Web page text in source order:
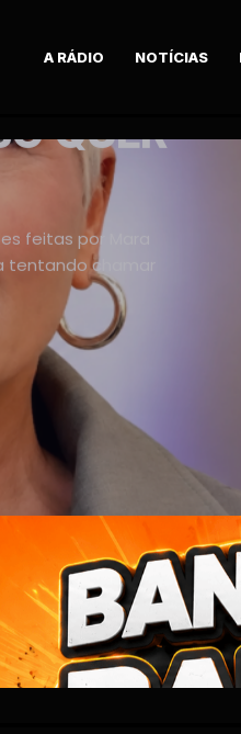
A RÁDIO NOTÍCIAS